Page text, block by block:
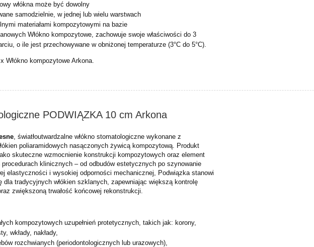
włókna może być dowolny
samodzielnie, w jednej lub wielu warstwach
materiałami kompozytowymi na bazie
Włókno kompozytowe, zachowuje swoje właściwości do 3
o ile jestprzechowywane w obniżonej temperaturze (3°C do 5°C).
Włókno kompozytowe Arkona.
PODWIĄZKA 10 cm Arkona
, światłoutwardzalne włókno stomatologiczne wykonane z
poliaramidowych nasączonych żywicą kompozytową. Produkt
skuteczne wzmocnienie konstrukcji kompozytowych oraz element
klinicznych – od odbudów estetycznych po szynowanie
elastyczności i wysokiej odporności mechanicznej, Podwiązka stanowi
dla tradycyjnych włókien szklanych, zapewniając większą kontrolę
zwiększoną trwałość końcowej rekonstrukcji.
kompozytowych uzupełnień protetycznych, takich jak: korony,
wkłady, nakłady,
rozchwianych (periodontologicznych lub urazowych),